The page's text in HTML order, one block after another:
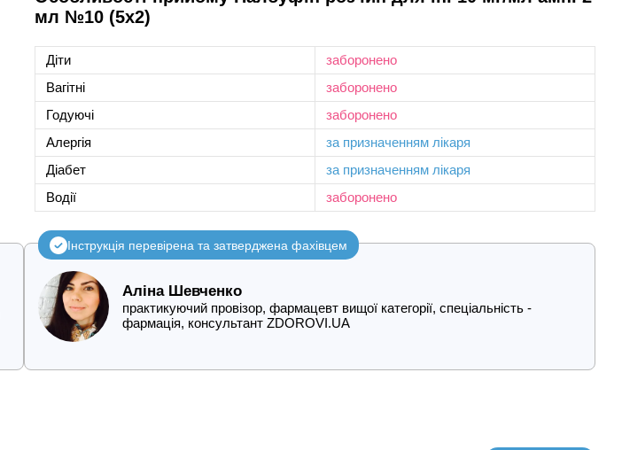
мл №10 (5х2)
Діти
заборонено
Вагітні
заборонено
Годуючі
заборонено
Алергія
за призначенням лікаря
Діабет
за призначенням лікаря
Водії
заборонено
Інструкція перевірена та затверджена фахівцем
Аліна Шевченко
практикуючий провізор, фармацевт вищої категорії, спеціальність -
фармація, консультант ZDOROVI.UA